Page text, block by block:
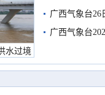
水过境
有较强降雨
广西气象台26
广西气象台